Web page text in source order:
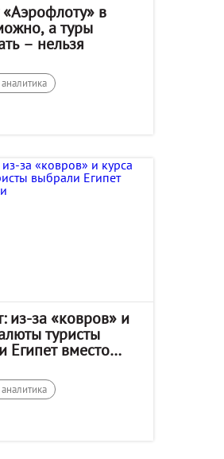
в
а туры
– нельзя
из-за «ковров» и
туристы
Египет вместо